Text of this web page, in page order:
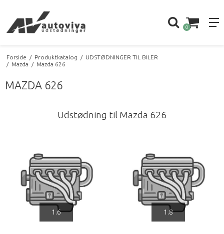
0
Forside / Produktkatalog / UDSTØDNINGER TIL BILER
/ Mazda / Mazda 626
MAZDA 626
Udstødning til Mazda 626
1.6 1.8